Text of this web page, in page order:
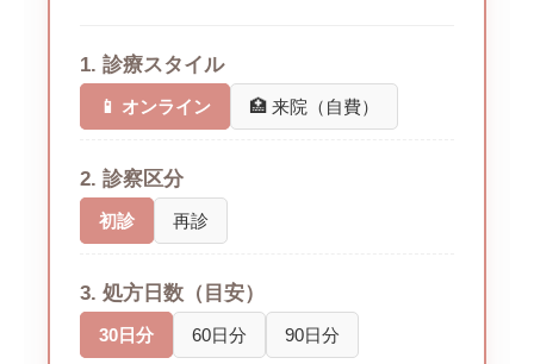
1. 診療スタイル
📱 オンライン 🏥 来院（自費）
2. 診察区分
初診 再診
3. 処方日数（目安）
30日分 60日分 90日分